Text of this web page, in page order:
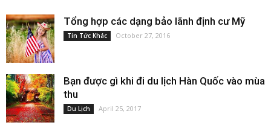
Tổng hợp các dạng bảo lãnh định cư Mỹ
Tin Tức Khác October 27, 2016
Bạn được gì khi đi du lịch Hàn Quốc vào mùa
thu
Du Lịch April 25, 2017